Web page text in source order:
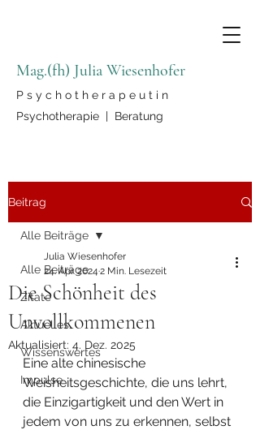
Mag.(fh) Julia Wiesenhofer
P s y c h o t h e r a p e u t i n
Psychotherapie | Beratung
Beitrag
Alle Beiträge
Zitate
Aktuelles
Wissenswertes
Impulse
Alle Beiträge
Die Schönheit des
Unvollkommenen
Julia Wiesenhofer
24. Apr. 2024 2 Min. Lesezeit
Aktualisiert: 4. Dez. 2025
Eine alte chinesische
Weisheitsgeschichte, die uns lehrt,
die Einzigartigkeit und den Wert in
jedem von uns zu erkennen, selbst